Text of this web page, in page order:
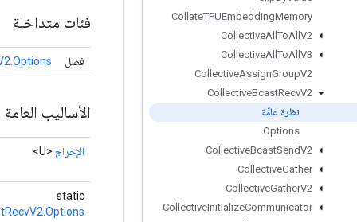
CollateTPUEmbeddingMemory
CollectiveAll ToAll V2
CollectiveAll ToAll V3
CollectiveAssignGroupV2
CollectiveBcastRecvV2
نظرة عامّة
Options
CollectiveBcastSendV2
CollectiveGather
CollectiveGatherV2
CollectiveInitializeCommunicator
فئات متداخلة
فصل
الأساليب العامة
الإخراج <U>
static